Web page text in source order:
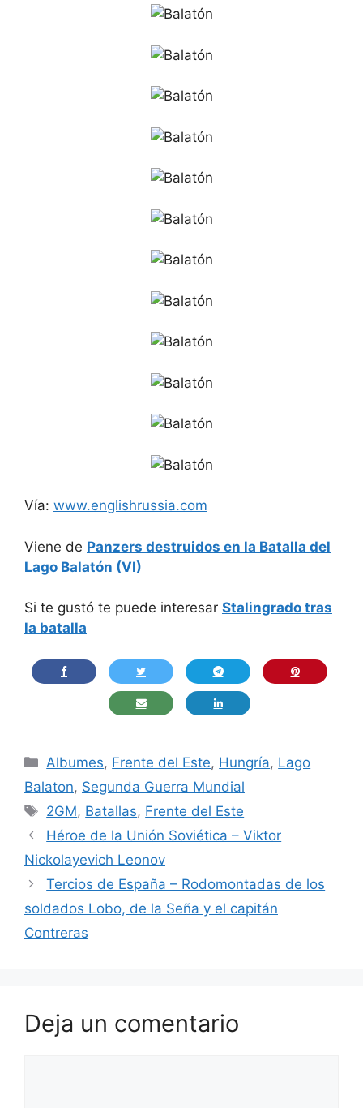
Vía: www.englishrussia.com
Viene de Panzers destruidos en la Batalla del
Lago Balatón (VI)
Si te gustó te puede interesar Stalingrado tras
la batalla
Categorías
Albumes, Frente del Este, Hungría, Lago
Balaton, Segunda Guerra Mundial
Etiquetas
2GM, Batallas, Frente del Este
Héroe de la Unión Soviética – Viktor
Nickolayevich Leonov
Tercios de España – Rodomontadas de los
soldados Lobo, de la Seña y el capitán
Contreras
Deja un comentario